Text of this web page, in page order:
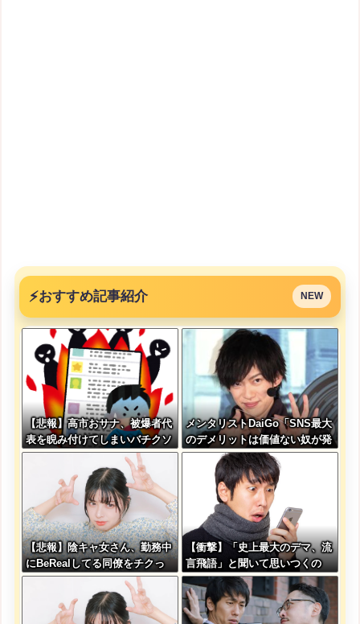
⚡おすすめ記事紹介 NEW
【悲報】高市おサナ、被爆者代
表を睨み付けてしまいバチクソ
炎上し始めるｗｗｗｗｗｗｗｗ
メンタリストDaiGo「SNS最大
のデメリットは価値ない奴が発
信できるようになったこと」
【悲報】陰キャ女さん、勤務中
にBeRealしてる同僚をチクっ
てクビにさせたエピソードを大
公開←これガチだと思
う？？？？？
【衝撃】「史上最大のデマ、流
言飛語」と聞いて思いつくの
は？→大体一致する件w w w w
w w w